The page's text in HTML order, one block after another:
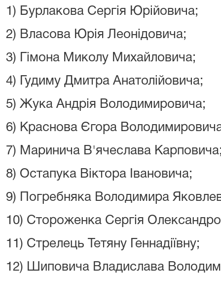
1) Бурлакова Сергія Юрійовича;
2) Власова Юрія Леонідовича;
3) Гімона Миколу Михайловича;
4) Гудиму Дмитра Анатолійовича;
5) Жука Андрія Володимировича;
6) Краснова Єгора
7) Маринича В'ячеслава
8) Остапука Віктора Івановича;
9) Погребняка Володимира
10) Стороженка Сергія
11) Стрелець Тетяну Геннадіївну;
12) Шиповича Владислава